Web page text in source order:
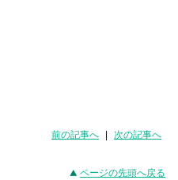
前の記事へ 次の記事へ
ページの先頭へ戻る